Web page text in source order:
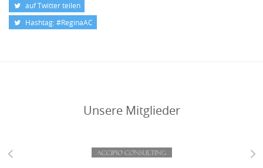
auf Twitter teilen
Hashtag: #ReginaAC
Unsere Mitglieder